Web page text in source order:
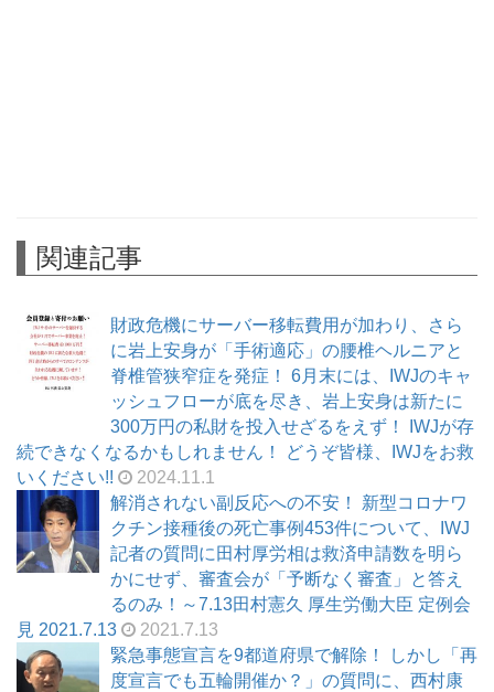
関連記事
財政危機にサーバー移転費用が加わり、さら
に岩上安身が「手術適応」の腰椎ヘルニアと
脊椎管狭窄症を発症！ 6月末には、IWJのキャ
ッシュフローが底を尽き、岩上安身は新たに
300万円の私財を投入せざるをえず！ IWJが存
続できなくなるかもしれません！ どうぞ皆様、IWJをお救
いください!!
2024.11.1
解消されない副反応への不安！ 新型コロナワ
クチン接種後の死亡事例453件について、IWJ
記者の質問に田村厚労相は救済申請数を明ら
かにせず、審査会が「予断なく審査」と答え
るのみ！～7.13田村憲久 厚生労働大臣 定例会
見 2021.7.13
2021.7.13
緊急事態宣言を9都道府県で解除！ しかし「再
度宣言でも五輪開催か？」の質問に、西村康